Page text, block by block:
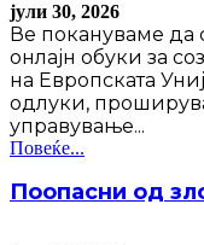
јули 30, 2026
Ве покануваме да
онлајн обуки за
на Европската
одлуки,
управување...
Повеќе...
Поопасни од